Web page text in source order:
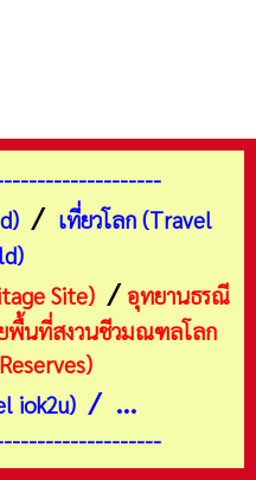
ยอ่างขาง โรงงานผลิตชาอินทรีย์โคร
หม่ ฝาง ดอยอ่างขาง ลัดดาโฮมสเตย์
/ เที่ยวโลก (Travel
Site) /อุทยานธรณี
พื้นที่สงวนชีวมณฑลโลก
iok2u) / ...